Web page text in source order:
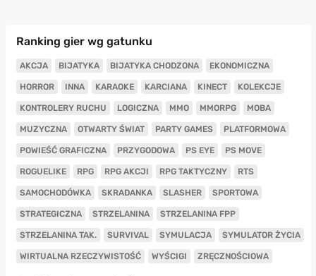
Ranking gier wg gatunku
AKCJA BIJATYKA BIJATYKA CHODZONA EKONOMICZNA
HORROR INNA KARAOKE KARCIANA KINECT KOLEKCJE
KONTROLERY RUCHU LOGICZNA MMO MMORPG MOBA
MUZYCZNA OTWARTY ŚWIAT PARTY GAMES PLATFORMOWA
POWIEŚĆ GRAFICZNA PRZYGODOWA PS EYE PS MOVE
ROGUELIKE RPG RPG AKCJI RPG TAKTYCZNY RTS
SAMOCHODÓWKA SKRADANKA SLASHER SPORTOWA
STRATEGICZNA STRZELANINA STRZELANINA FPP
STRZELANINA TAK. SURVIVAL SYMULACJA SYMULATOR ŻYCIA
WIRTUALNA RZECZYWISTOŚĆ WYŚCIGI ZRĘCZNOŚCIOWA